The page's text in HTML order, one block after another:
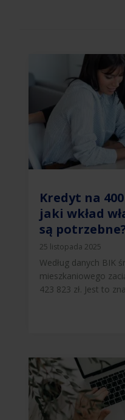
Kredyt na
jaki wkład
są
25 listopada 2025
Według danych BIK
mieszkaniowego
423 823 zł. Jest to